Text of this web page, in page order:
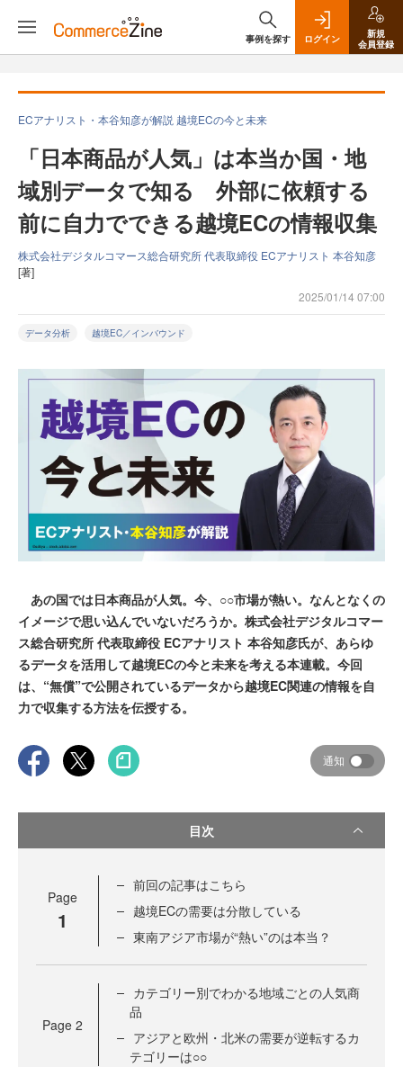
事例を探す ログイン
新規
会員登録
ECアナリスト・本谷知彦が解説 越境ECの今と未来
「日本商品が人気」は本当か国・地
域別データで知る 外部に依頼する
前に自力でできる越境ECの情報収集
株式会社デジタルコマース総合研究所 代表取締役 ECアナリスト 本谷知彦
[著]
2025/01/14 07:00
データ分析 越境EC／インバウンド
あの国では日本商品が人気。今、○○市場が熱い。なんとなくの
イメージで思い込んでいないだろうか。株式会社デジタルコマー
ス総合研究所 代表取締役 ECアナリスト 本谷知彦氏が、あらゆ
るデータを活用して越境ECの今と未来を考える本連載。今回
は、“無償”で公開されているデータから越境EC関連の情報を自
力で収集する方法を伝授する。
通知
目次
Page
1
前回の記事はこちら
越境ECの需要は分散している
東南アジア市場が“熱い”のは本当？
Page 2
カテゴリー別でわかる地域ごとの人気商
品
アジアと欧州・北米の需要が逆転するカ
テゴリーは○○